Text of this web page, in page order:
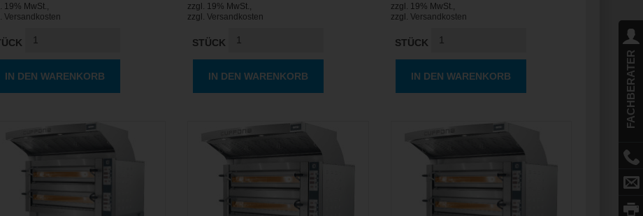
FACHBERATER
19% MwSt.
Versandkosten
IN DEN WARENKORB
zzgl. 19% MwSt.
zzgl.Versandkosten
STÜCK
IN DEN WARENKORB
zzgl. 19% MwSt.
zzgl. Versandkosten
STÜCK
IN DEN WARENKORB